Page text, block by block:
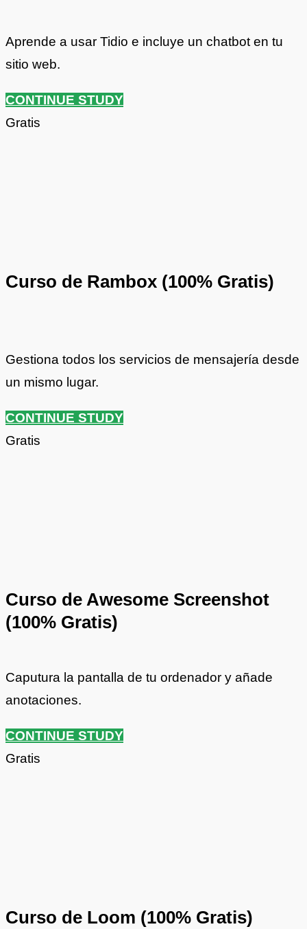
Aprende a usar Tidio e incluye un chatbot en tu
sitio web.
CONTINUE STUDY
Gratis
Curso de Rambox (100% Gratis)
Gestiona todos los servicios de mensajería desde
un mismo lugar.
CONTINUE STUDY
Gratis
Curso de Awesome Screenshot
(100% Gratis)
Caputura la pantalla de tu ordenador y añade
anotaciones.
CONTINUE STUDY
Gratis
Curso de Loom (100% Gratis)